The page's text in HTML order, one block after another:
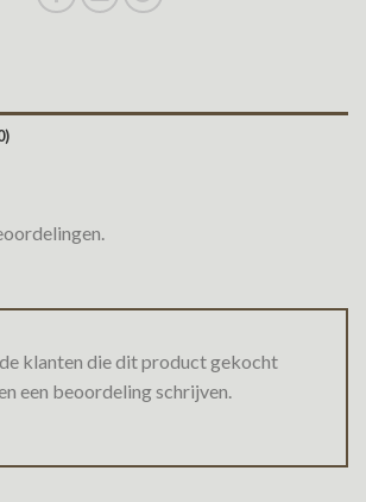
klanten die dit product gekocht
een beoordeling schrijven.